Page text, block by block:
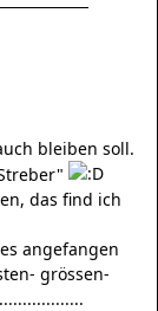
bleiben soll.
das find ich
angefangen
grössen-